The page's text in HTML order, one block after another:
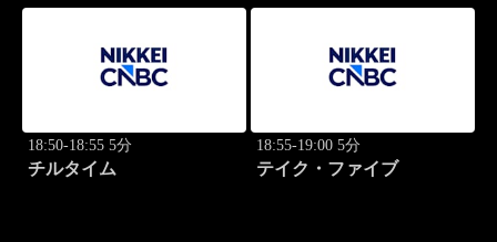
18:50-18:55 5分
チルタイム
18:55-19:00 5分
テイク・ファイブ